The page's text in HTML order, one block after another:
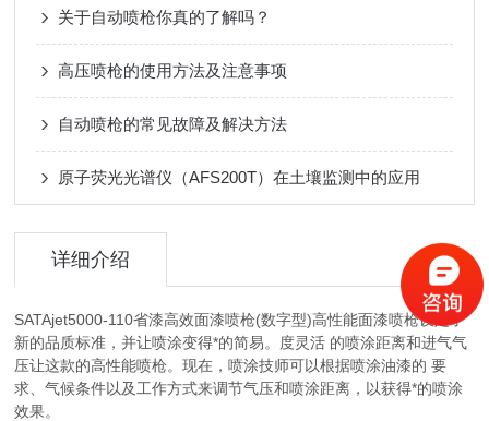
关于自动喷枪你真的了解吗？
高压喷枪的使用方法及注意事项
自动喷枪的常见故障及解决方法
原子荧光光谱仪（AFS200T）在土壤监测中的应用
详细介绍
SATAjet5000-110省漆高效面漆喷枪(数字型)高性能面漆喷枪设定了
新的品质标准，并让喷涂变得*的简易。度灵活 的喷涂距离和进气气
压让这款的高性能喷枪。现在，喷涂技师可以根据喷涂油漆的 要
求、气候条件以及工作方式来调节气压和喷涂距离，以获得*的喷涂
效果。